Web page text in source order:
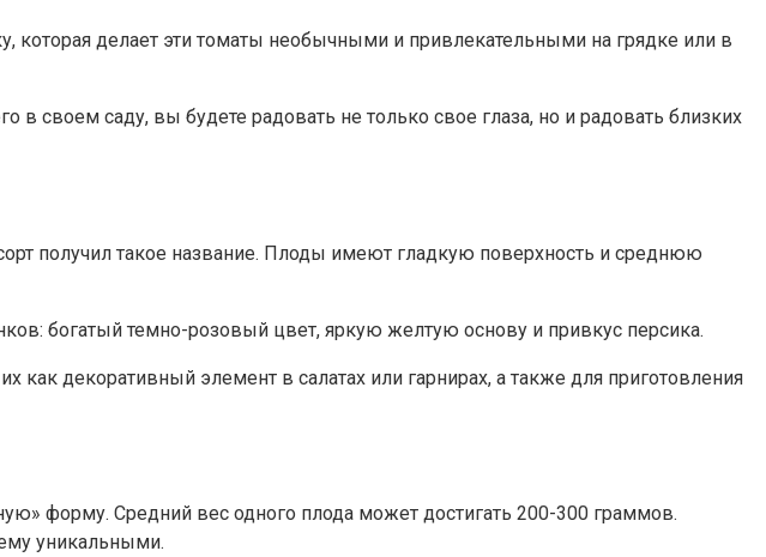
делает эти томаты необычными и привлекательными на грядке или в
своем саду, вы будете радовать не только свое глаза, но и радовать близких
получил такое название. Плоды имеют гладкую поверхность и среднюю
богатый темно-розовый цвет, яркую желтую основу и привкус персика.
декоративный элемент в салатах или гарнирах, а также для приготовления
форму. Средний вес одного плода может достигать 200-300 граммов.
уникальными.